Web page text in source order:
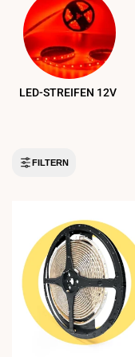
LED-STREIFEN 12V
FILTERN